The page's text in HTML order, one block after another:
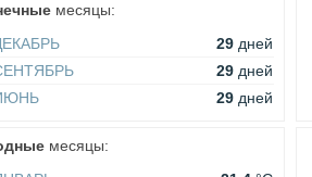
месяцы:
29 дней
29 дней
29 дней
месяцы: